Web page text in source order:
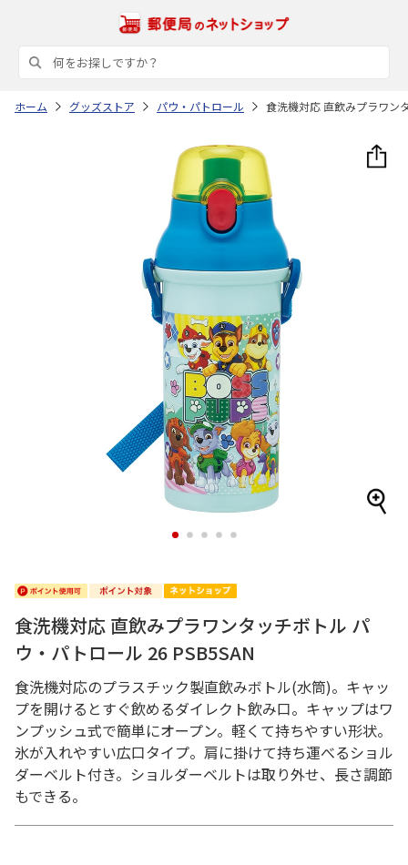
ホーム グッズストア パウ・パトロール 食洗機対応 直飲みプラワン
1 2 3 4 5
食洗機対応 直飲みプラワンタッチボトル パ
ウ・パトロール 26 PSB5SAN
食洗機対応のプラスチック製直飲みボトル(水筒)。キャッ
プを開けるとすぐ飲めるダイレクト飲み口。キャップはワ
ンプッシュ式で簡単にオープン。軽くて持ちやすい形状。
氷が入れやすい広口タイプ。肩に掛けて持ち運べるショル
ダーベルト付き。ショルダーベルトは取り外せ、長さ調節
もできる。